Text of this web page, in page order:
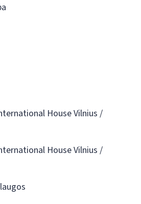
House Vilnius /
House Vilnius /